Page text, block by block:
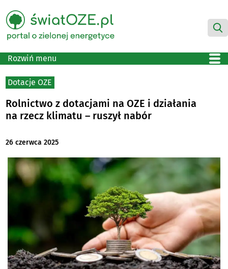
Rozwiń menu
Dotacje OZE
Rolnictwo z dotacjami na OZE i działania
na rzecz klimatu – ruszył nabór
26 czerwca 2025